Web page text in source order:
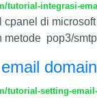
tutorial-integrasi-
cpanel di
metode pop3/
tutorial-setting-